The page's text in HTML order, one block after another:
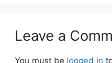
Leave a
You must be logged in